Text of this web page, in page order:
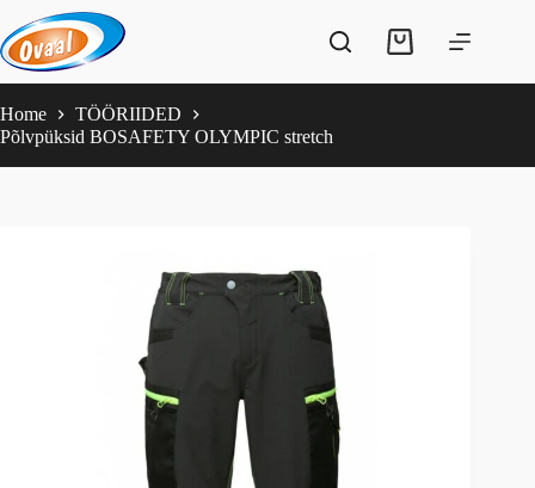
to
content
Shopping
Home
TÖÖRIIDED
Põlvpüksid BOSAFETY OLYMPIC stretch